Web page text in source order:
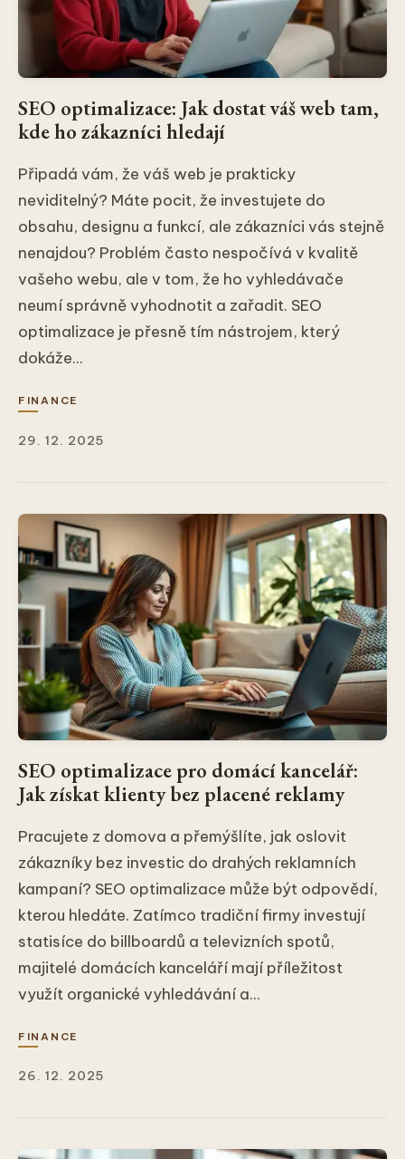
SEO optimalizace: Jak dostat váš web tam,
kde ho zákazníci hledají
Připadá vám, že váš web je prakticky
neviditelný? Máte pocit, že investujete do
obsahu, designu a funkcí, ale zákazníci vás stejně
nenajdou? Problém často nespočívá v kvalitě
vašeho webu, ale v tom, že ho vyhledávače
neumí správně vyhodnotit a zařadit. SEO
optimalizace je přesně tím nástrojem, který
dokáže...
FINANCE
29. 12. 2025
SEO optimalizace pro domácí kancelář:
Jak získat klienty bez placené reklamy
Pracujete z domova a přemýšlíte, jak oslovit
zákazníky bez investic do drahých reklamních
kampaní? SEO optimalizace může být odpovědí,
kterou hledáte. Zatímco tradiční firmy investují
statisíce do billboardů a televizních spotů,
majitelé domácích kanceláří mají příležitost
využít organické vyhledávání a...
FINANCE
26. 12. 2025